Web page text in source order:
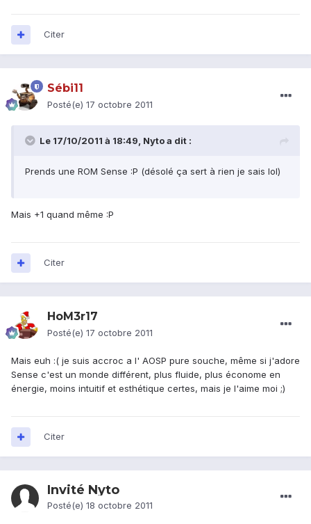
Citer
Sébi11
Posté(e) 17 octobre 2011
Le 17/10/2011 à 18:49, Nyto a dit :
Prends une ROM Sense :P (désolé ça sert à rien je sais lol)
Mais +1 quand même :P
Citer
HoM3r17
Posté(e) 17 octobre 2011
Mais euh :( je suis accroc a l' AOSP pure souche, même si j'adore
Sense c'est un monde différent, plus fluide, plus économe en
énergie, moins intuitif et esthétique certes, mais je l'aime moi ;)
Citer
Invité Nyto
Posté(e) 18 octobre 2011